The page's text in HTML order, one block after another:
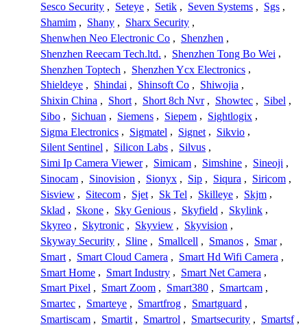
Sesco Security , Seteye , Setik , Seven Systems , Sgs ,
Shamim , Shany , Sharx Security ,
Shenwhen Neo Electronic Co , Shenzhen ,
Shenzhen Reecam Tech.ltd. , Shenzhen Tong Bo Wei ,
Shenzhen Toptech , Shenzhen Ycx Electronics ,
Shieldeye , Shindai , Shinsoft Co , Shiwojia ,
Shixin China , Short , Short 8ch Nvr , Showtec , Sibel ,
Sibo , Sichuan , Siemens , Siepem , Sightlogix ,
Sigma Electronics , Sigmatel , Signet , Sikvio ,
Silent Sentinel , Silicon Labs , Silvus ,
Simi Ip Camera Viewer , Simicam , Simshine , Sineoji ,
Sinocam , Sinovision , Sionyx , Sip , Siqura , Siricom ,
Sisview , Sitecom , Sjet , Sk Tel , Skilleye , Skjm ,
Sklad , Skone , Sky Genious , Skyfield , Skylink ,
Skyreo , Skytronic , Skyview , Skyvision ,
Skyway Security , Sline , Smallcell , Smanos , Smar ,
Smart , Smart Cloud Camera , Smart Hd Wifi Camera ,
Smart Home , Smart Industry , Smart Net Camera ,
Smart Pixel , Smart Zoom , Smart380 , Smartcam ,
Smartec , Smarteye , Smartfrog , Smartguard ,
Smartiscam , Smartit , Smartrol , Smartsecurity , Smartsf ,